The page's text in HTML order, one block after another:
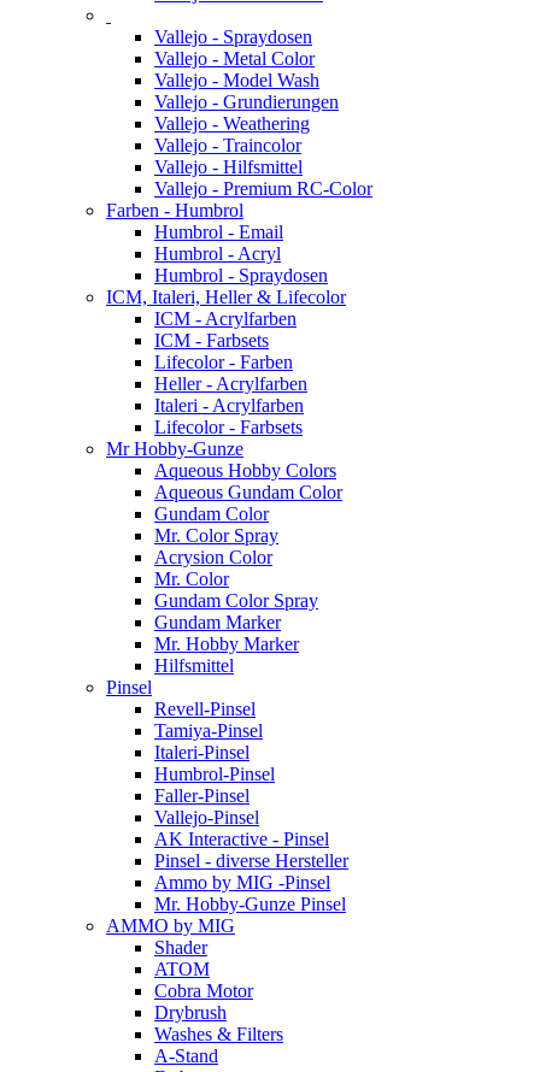
Vallejo - Spraydosen
Vallejo - Metal Color
Vallejo - Model Wash
Vallejo - Grundierungen
Vallejo - Weathering
Vallejo - Traincolor
Vallejo - Hilfsmittel
Vallejo - Premium RC-Color
Farben - Humbrol
Humbrol - Email
Humbrol - Acryl
Humbrol - Spraydosen
ICM, Italeri, Heller & Lifecolor
ICM - Acrylfarben
ICM - Farbsets
Lifecolor - Farben
Heller - Acrylfarben
Italeri - Acrylfarben
Lifecolor - Farbsets
Mr Hobby-Gunze
Aqueous Hobby Colors
Aqueous Gundam Color
Gundam Color
Mr. Color Spray
Acrysion Color
Mr. Color
Gundam Color Spray
Gundam Marker
Mr. Hobby Marker
Hilfsmittel
Pinsel
Revell-Pinsel
Tamiya-Pinsel
Italeri-Pinsel
Humbrol-Pinsel
Faller-Pinsel
Vallejo-Pinsel
AK Interactive - Pinsel
Pinsel - diverse Hersteller
Ammo by MIG -Pinsel
Mr. Hobby-Gunze Pinsel
AMMO by MIG
Shader
ATOM
Cobra Motor
Drybrush
Washes & Filters
A-Stand